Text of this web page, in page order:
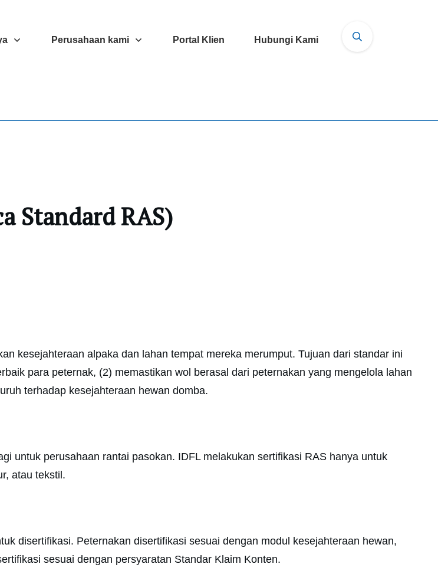
Perusahaan kami Portal Klien Hubungi Kami
Standard RAS)
kesejahteraan alpaka dan lahan tempat mereka merumput. Tujuan dari standar ini
para peternak, (2) memastikan wol berasal dari peternakan yang mengelola lahan
terhadap kesejahteraan hewan domba.
untuk perusahaan rantai pasokan. IDFL melakukan sertifikasi RAS hanya untuk
atau tekstil.
disertifikasi. Peternakan disertifikasi sesuai dengan modul kesejahteraan hewan,
sesuai dengan persyaratan Standar Klaim Konten.